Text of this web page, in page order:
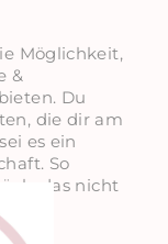
Möglichkeit,
&
Du
die dir am
es ein
So
das nicht